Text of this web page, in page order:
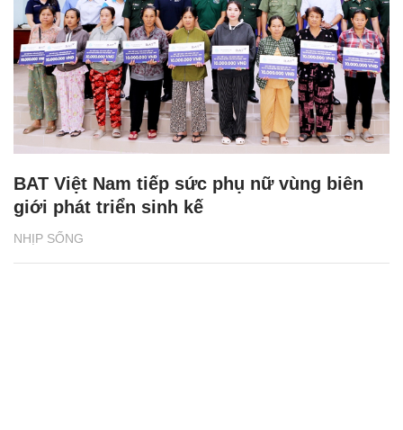
NHỊP SỐNG
BAT Việt Nam tiếp sức phụ nữ vùng biên
giới phát triển sinh kế